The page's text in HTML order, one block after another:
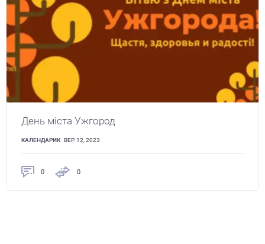
День міста Ужгород
КАЛЕНДАРИК ВЕР. 12, 2023
0 0